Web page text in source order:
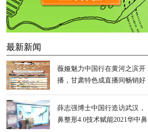
最新新闻
薇娅魅力中国行在黄河之滨开
播，甘肃特色成直播间畅销好
薛志强博士中国行造访武汉，
鼻整形4.0技术赋能2021华中鼻